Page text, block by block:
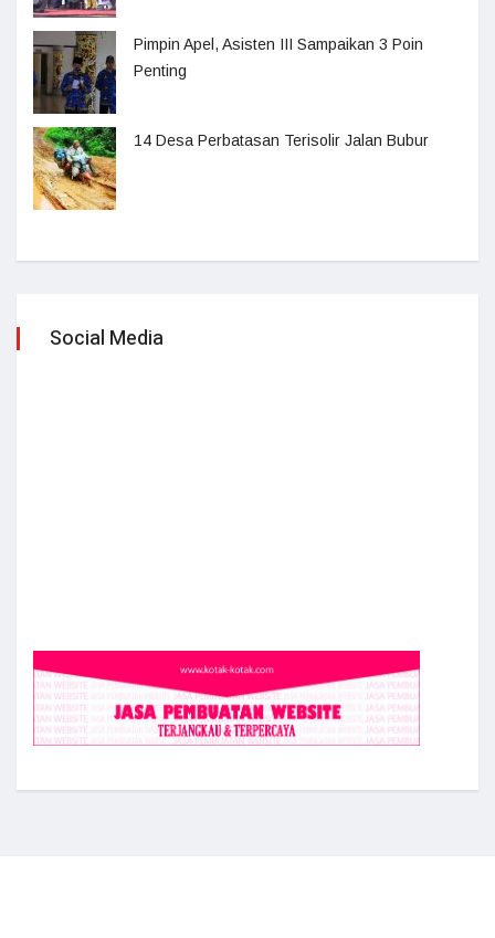
Pimpin Apel, Asisten III Sampaikan 3 Poin
Penting
14 Desa Perbatasan Terisolir Jalan Bubur
Social Media